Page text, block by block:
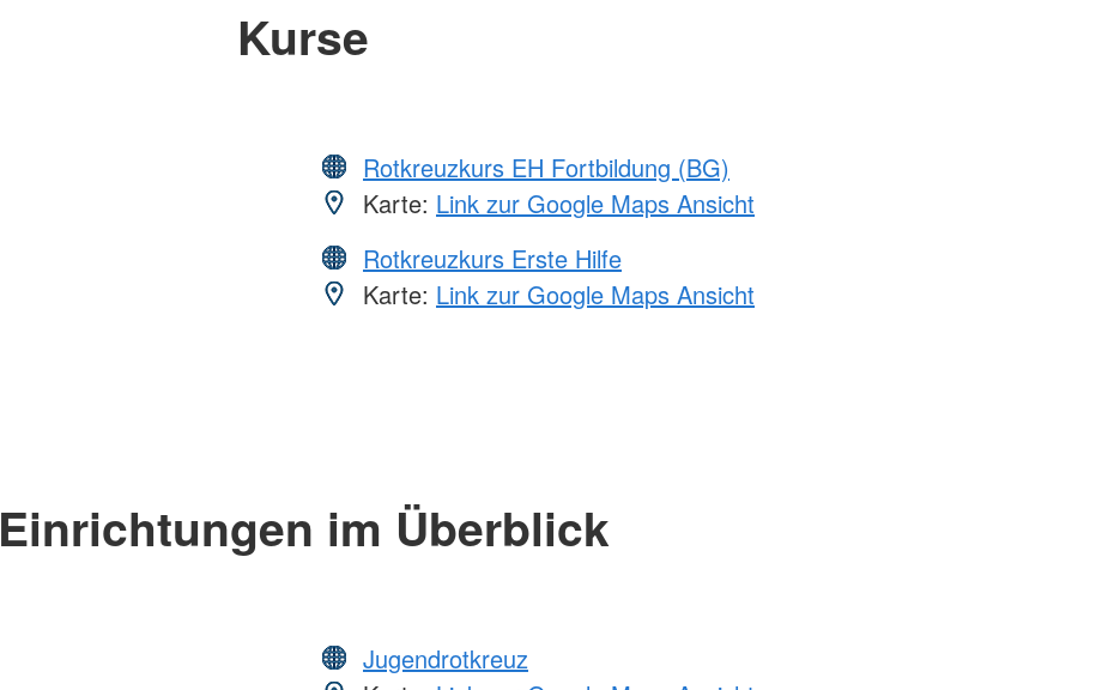
Kurse
Rotkreuzkurs EH Fortbildung (BG)
Karte: Link zur Google Maps Ansicht
Rotkreuzkurs Erste Hilfe
Karte: Link zur Google Maps Ansicht
Einrichtungen im Überblick
Jugendrotkreuz